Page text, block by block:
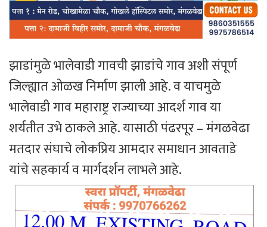
झाडांमुळे भालेवाडी गावची झाडांचे गाव अशी संपूर्ण
जिल्ह्यात ओळख निर्माण झाली आहे. व याचमुळे
भालेवाडी गाव महाराष्ट्र राज्याच्या आदर्श गाव या
शर्यतीत उभे ठाकले आहे. यासाठी पंढरपूर – मंगळवेढा
मतदार संघाचे लोकप्रिय आमदार समाधान आवताडे
यांचे सहकार्य व मार्गदर्शन लाभले आहे.